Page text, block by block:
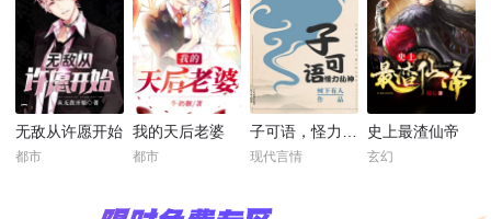
无敌从许愿开始
都市
我的天后老婆
都市 现代言情
史上最渣仙帝
玄幻